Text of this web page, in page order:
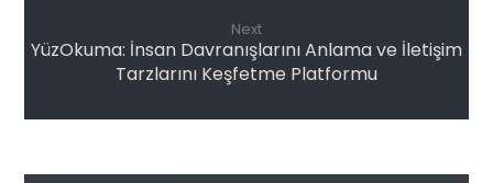
Next
YüzOkuma: İnsan Davranışlarını Anlama ve İletişim
Tarzlarını Keşfetme Platformu